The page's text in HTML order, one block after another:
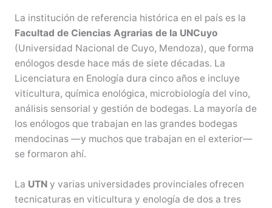
La institución de referencia histórica en el país es la
Facultad de Ciencias Agrarias de la UNCuyo
(Universidad Nacional de Cuyo, Mendoza), que forma
enólogos desde hace más de siete décadas. La
Licenciatura en Enología dura cinco años e incluye
viticultura, química enológica, microbiología del vino,
análisis sensorial y gestión de bodegas. La mayoría de
los enólogos que trabajan en las grandes bodegas
mendocinas —y muchos que trabajan en el exterior—
se formaron ahí.
La UTNy varias universidades provinciales ofrecen
tecnicaturas en viticultura y enología de dos a tres